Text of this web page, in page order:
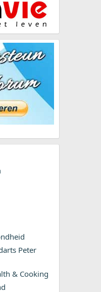
Peter
& Cooking